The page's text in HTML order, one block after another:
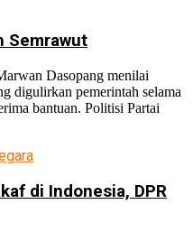
Semrawut
Dasopang menilai
digulirkan pemerintah selama
bantuan. Politisi Partai
di Indonesia, DPR